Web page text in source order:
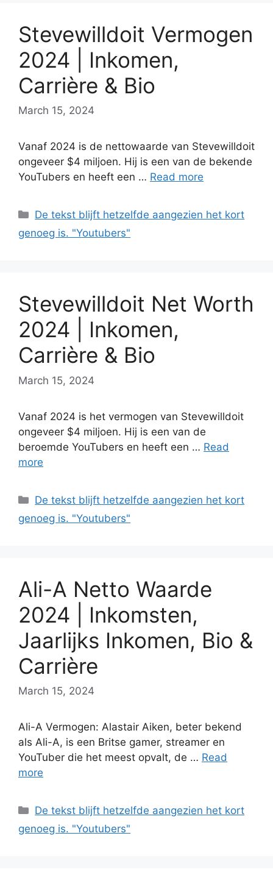
Stevewilldoit Vermogen
2024 | Inkomen,
Carrière & Bio
March 15, 2024
Vanaf 2024 is de nettowaarde van Stevewilldoit
ongeveer $4 miljoen. Hij is een van de bekende
YouTubers en heeft een … Read more
Categories
De tekst blijft hetzelfde aangezien het kort
genoeg is. "Youtubers"
Stevewilldoit Net Worth
2024 | Inkomen,
Carrière & Bio
March 15, 2024
Vanaf 2024 is het vermogen van Stevewilldoit
ongeveer $4 miljoen. Hij is een van de
beroemde YouTubers en heeft een … Read
more
Categories
De tekst blijft hetzelfde aangezien het kort
genoeg is. "Youtubers"
Ali-A Netto Waarde
2024 | Inkomsten,
Jaarlijks Inkomen, Bio &
Carrière
March 15, 2024
Ali-A Vermogen: Alastair Aiken, beter bekend
als Ali-A, is een Britse gamer, streamer en
YouTuber die het meest opvalt, de … Read
more
Categories
De tekst blijft hetzelfde aangezien het kort
genoeg is. "Youtubers"